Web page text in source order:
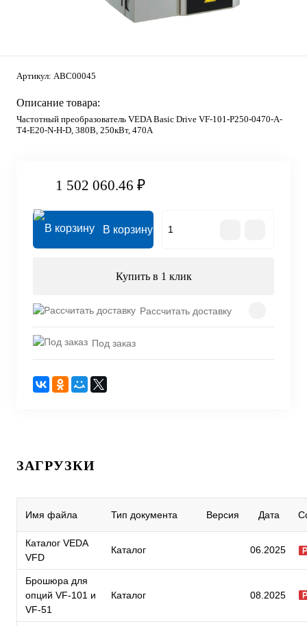
Артикул: ABC00045
Описание товара:
Частотный преобразователь VEDA Basic Drive VF-101-P250-0470-A-
T4-E20-N-H-D, 380В, 250кВт, 470А
1 502 060.46 ₽
В корзину
Купить в 1 клик
Рассчитать доставку
Под заказ
ЗАГРУЗКИ
Имя файла Тип документа Версия Дата
Каталог VEDA
VFD
Каталог 06.2025
Брошюра для
опций VF-101 и
VF-51
Каталог 08.2025